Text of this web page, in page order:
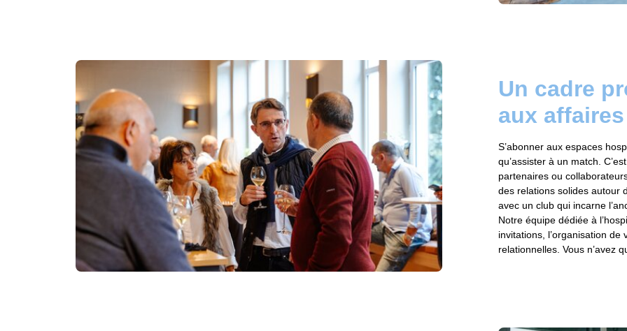
Un cadre
aux affaires
S’abonner aux espaces
qu’assister à un match.
partenaires ou
des relations solides autour
avec un club qui incarne
Notre équipe dédiée à
invitations, l’organisation de
relationnelles. Vous n’avez